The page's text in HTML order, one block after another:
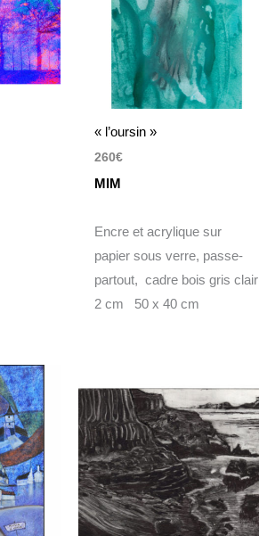
« l’oursin »
260€
MIM
Encre et acrylique sur
papier sous verre, passe-
partout, cadre bois gris clair
2 cm 50 x 40 cm